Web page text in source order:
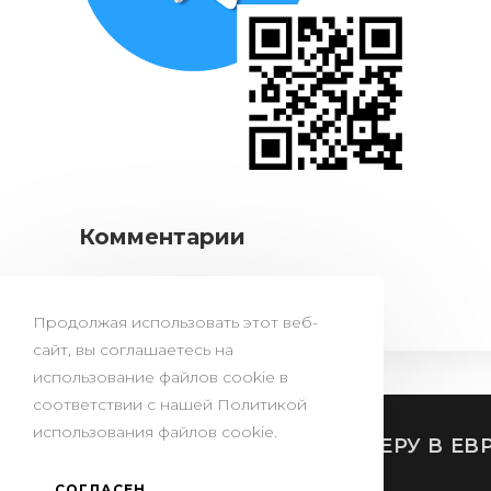
Комментарии
ТРЕБОВАНИЯ К МИССИОНЕРУ В
Продолжая использовать этот веб-
сайт, вы соглашаетесь на
использование файлов cookie в
соответствии с нашей Политикой
использования файлов cookie.